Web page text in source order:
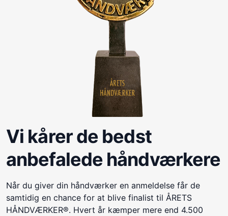
Vi kårer de bedst
anbefalede håndværkere
Når du giver din håndværker en anmeldelse får de
samtidig en chance for at blive finalist til ÅRETS
HÅNDVÆRKER®. Hvert år kæmper mere end 4.500